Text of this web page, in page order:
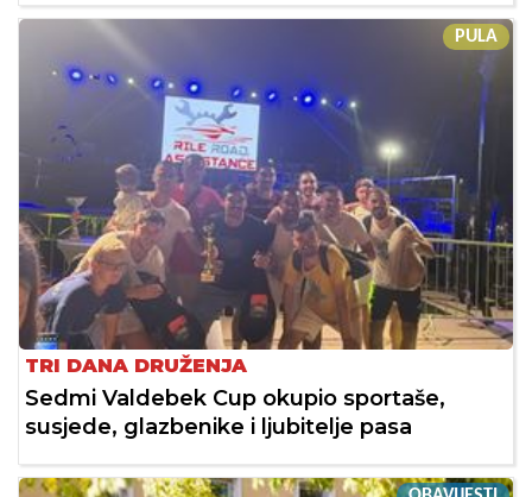
PULA
TRI DANA DRUŽENJA
Sedmi Valdebek Cup okupio sportaše,
susjede, glazbenike i ljubitelje pasa